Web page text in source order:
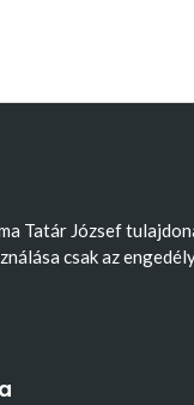
Tatár József
csak az